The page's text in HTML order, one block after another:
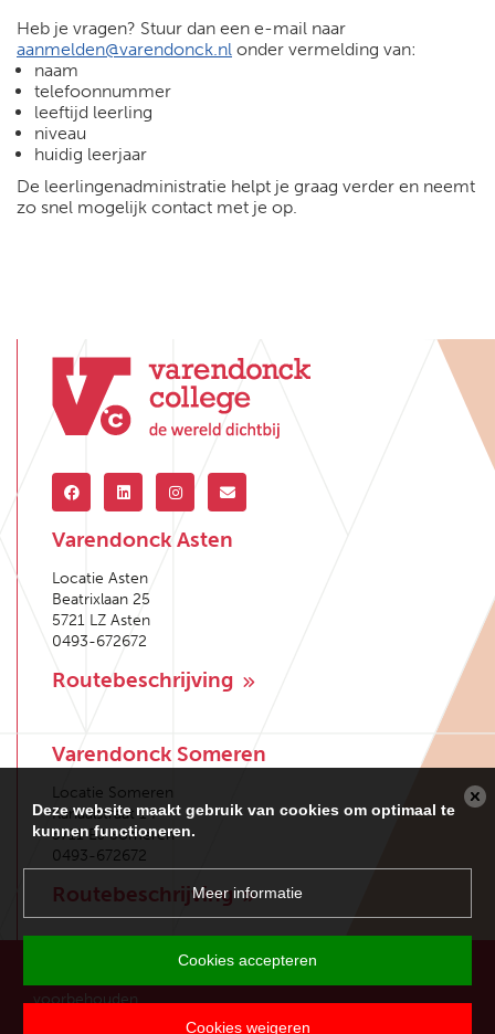
Heb je vragen? Stuur dan een e-mail naar
aanmelden@varendonck.nl onder vermelding van:
naam
telefoonnummer
leeftijd leerling
niveau
huidig leerjaar
De leerlingenadministratie helpt je graag verder en neemt
zo snel mogelijk contact met je op.
Varendonck Asten
Locatie Asten
Beatrixlaan 25
5721 LZ Asten
0493-672672
Routebeschrijving
Varendonck Someren
Locatie Someren
Kanaalstraat 14
5711 EJ Someren
0493-672672
Routebeschrijving
voorbehouden.
Deze website maakt gebruik van cookies om optimaal te
kunnen functioneren.
Meer informatie
Cookies accepteren
Cookies weigeren